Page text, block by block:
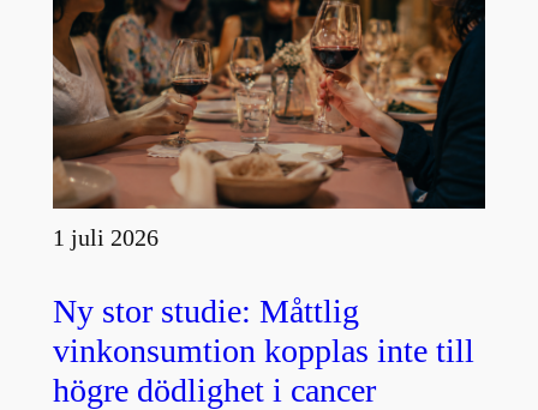
1 juli 2026
Ny stor studie: Måttlig
vinkonsumtion kopplas inte till
högre dödlighet i cancer